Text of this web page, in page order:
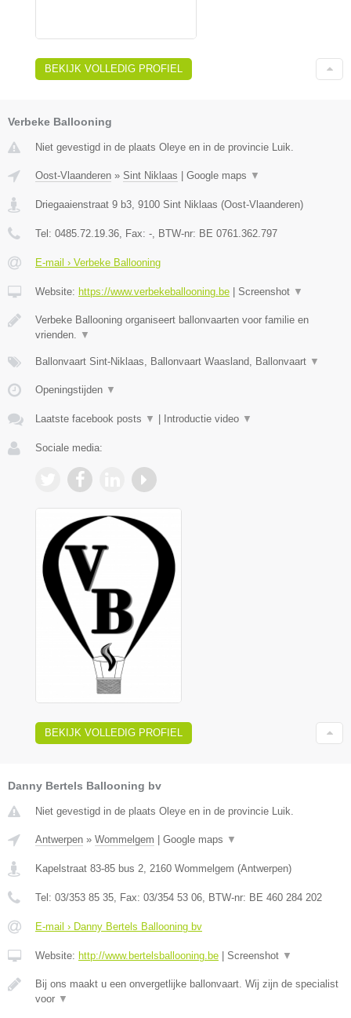
BEKIJK VOLLEDIG PROFIEL
Verbeke Ballooning
Niet gevestigd in de plaats Oleye en in de provincie Luik.
Oost-Vlaanderen » Sint Niklaas | Google maps ▼
Driegaaienstraat 9 b3 9100 Sint Niklaas (Oost-Vlaanderen)
Tel: 0485.72.19.36 , Fax: - , BTW-nr: BE 0761.362.797
E-mail › Verbeke Ballooning
Website: https://www.verbekeballooning.be | Screenshot ▼
Verbeke Ballooning organiseert ballonvaarten voor familie en
vrienden.
▼
Ballonvaart Sint-Niklaas, Ballonvaart Waasland, Ballonvaart ▼
Openingstijden ▼
Laatste facebook posts ▼ | Introductie video ▼
Sociale media:
BEKIJK VOLLEDIG PROFIEL
Danny Bertels Ballooning bv
Niet gevestigd in de plaats Oleye en in de provincie Luik.
Antwerpen » Wommelgem Google maps ▼
Kapelstraat 83-85 bus 2 2160 Wommelgem (Antwerpen)
Tel: 03/353 85 35 , Fax: 03/354 53 06 , BTW-nr: BE 460 284 202
E-mail › Danny Bertels Ballooning bv
Website: http://www.bertelsballooning.be Screenshot ▼
Bij ons maakt u een onvergetlijke ballonvaart. Wij zijn de specialist
voor ▼